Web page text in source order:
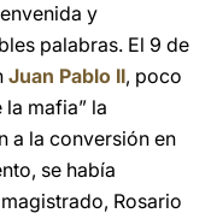
y
palabras. El 9 de
Juan Pablo II, poco
mafia” la
a la conversión en
se había
Rosario